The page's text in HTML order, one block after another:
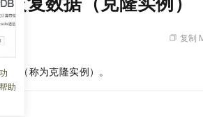
助
复制
例（称为克隆实例）。
Kimi-K3 NEW
Kimi 最新旗舰模型，长程编程与推理利器
对象存储 OSS
一站式AI开发、训练和推理服务
Qoder CN
云数
即刻拥有 DeepSeek-V4-Pro
轻松解锁专属 DeepSeek-V4-Pro
Claude Code + GStack 打造工程团队
一键
阿里云 OPC 创新助力计划
至高百万元 Token 补贴，加速一人公司成长
Qwen3.8-Max 首发尝鲜，限时加量 10 倍，夜间低至2
千问办公，限时限量积分加倍
AI 电
推动算力普惠，释放技术红利
身份实名认证
短信
OCR 文字识别
发票查验
产品生态伙伴工作台
数据
企业增值服务台
服务实践
云栖战略参考
云上的中国
看见新力量
金融模力时刻
活动